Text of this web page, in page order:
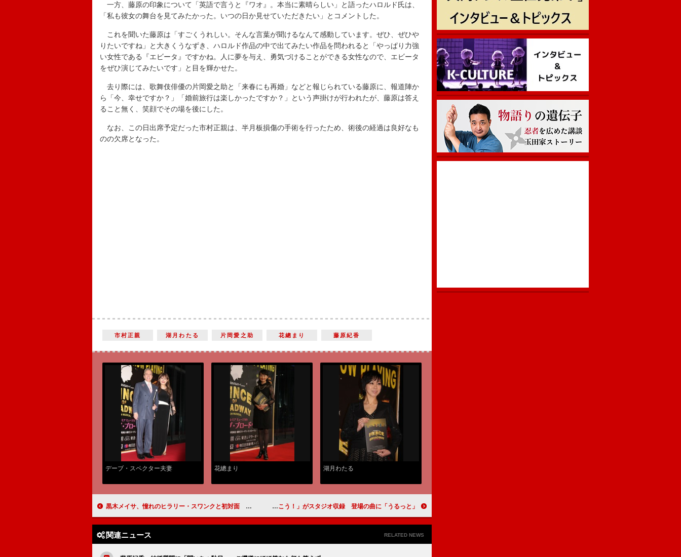
一方、藤原の印象について「英語で言うと『ワオ』。本当に素晴らしい」と語ったハロルド氏は、
「私も彼女の舞台を見てみたかった。いつの日か見せていただきたい」とコメントした。
これを聞いた藤原は「すごくうれしい。そんな言葉が聞けるなんて感動しています。ぜひ、ぜひや
りたいですね」と大きくうなずき、ハロルド作品の中で出てみたい作品を問われると「やっぱり力強
い女性である『エビータ』ですかね。人に夢を与え、勇気づけることができる女性なので、エビータ
をぜひ演じてみたいです」と目を輝かせた。
去り際には、歌舞伎俳優の片岡愛之助と「来春にも再婚」などと報じられている藤原に、報道陣か
ら「今、幸せですか？」「婚前旅行は楽しかったですか？」という声掛けが行われたが、藤原は答え
ること無く、笑顔でその場を後にした。
なお、この日出席予定だった市村正親は、半月板損傷の手術を行ったため、術後の経過は良好なも
のの欠席となった。
市村正親 湖月わたる 片岡愛之助 花總まり 藤原紀香
デーブ・スペクター夫妻 花總まり 湖月わたる
黒木メイサ、憧れのヒラリー・スワンクと初対面 「緊張して何をしゃべっているのか分からない」 Ｖ６「学校へ行こう！」がスタジオ収録 登場の曲に「うるっと」
関連ニュース RELATED NEWS